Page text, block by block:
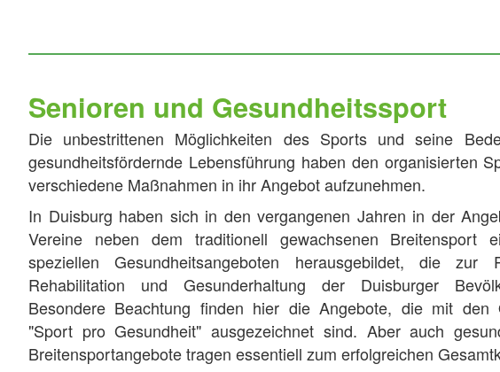
Senioren und Gesundheitssport
Die unbestrittenen Möglichkeiten des Sports und seine
gesundheitsfördernde Lebensführung haben den organisierten
verschiedene Maßnahmen in ihr Angebot aufzunehmen.
In Duisburg haben sich in den vergangenen Jahren in der
Vereine neben dem traditionell gewachsenen Breitensport
speziellen Gesundheitsangeboten herausgebildet, die zur
Rehabilitation und Gesunderhaltung der Duisburger
Besondere Beachtung finden hier die Angebote, die mit den
"Sport pro Gesundheit" ausgezeichnet sind. Aber auch
Breitensportangebote tragen essentiell zum erfolgreichen